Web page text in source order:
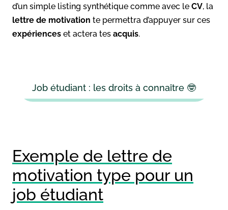
d’un simple listing synthétique comme avec le CV, la
lettre de motivation te permettra d’appuyer sur ces
expériences et actera tes acquis.
Job étudiant : les droits à connaître 🤓
Exemple de lettre de
motivation type pour un
job étudiant